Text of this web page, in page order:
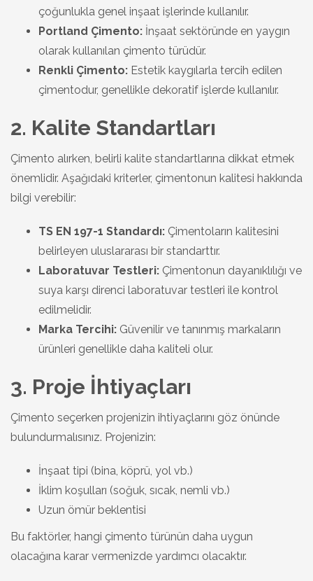
çoğunlukla genel inşaat işlerinde kullanılır.
Portland Çimento: İnşaat sektöründe en yaygın
olarak kullanılan çimento türüdür.
Renkli Çimento: Estetik kaygılarla tercih edilen
çimentodur, genellikle dekoratif işlerde kullanılır.
2. Kalite Standartları
Çimento alırken, belirli kalite standartlarına dikkat etmek
önemlidir. Aşağıdaki kriterler, çimentonun kalitesi hakkında
bilgi verebilir:
TS EN 197-1 Standardı: Çimentoların kalitesini
belirleyen uluslararası bir standarttır.
Laboratuvar Testleri: Çimentonun dayanıklılığı ve
suya karşı direnci laboratuvar testleri ile kontrol
edilmelidir.
Marka Tercihi: Güvenilir ve tanınmış markaların
ürünleri genellikle daha kaliteli olur.
3. Proje İhtiyaçları
Çimento seçerken projenizin ihtiyaçlarını göz önünde
bulundurmalısınız. Projenizin:
İnşaat tipi (bina, köprü, yol vb.)
İklim koşulları (soğuk, sıcak, nemli vb.)
Uzun ömür beklentisi
Bu faktörler, hangi çimento türünün daha uygun
olacağına karar vermenizde yardımcı olacaktır.